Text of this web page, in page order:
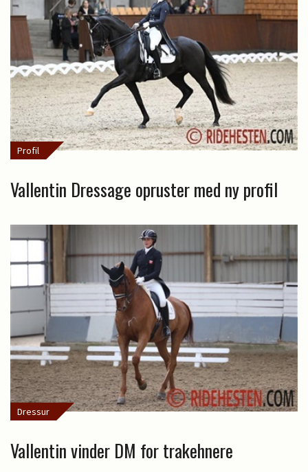
Profil
Vallentin Dressage opruster med ny profil
Dressur
Vallentin vinder DM for trakehnere